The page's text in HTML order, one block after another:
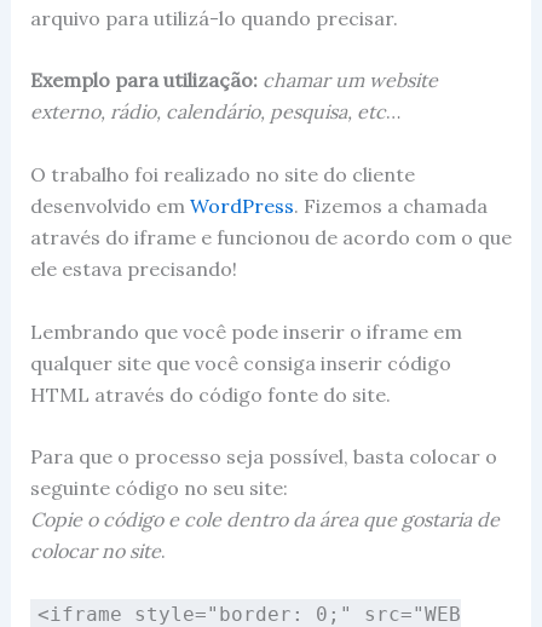
arquivo para utilizá-lo quando precisar.
Exemplo para utilização: chamar um website
externo, rádio, calendário, pesquisa, etc…
O trabalho foi realizado no site do cliente
desenvolvido em WordPress. Fizemos a chamada
através do iframe e funcionou de acordo com o que
ele estava precisando!
Lembrando que você pode inserir o iframe em
qualquer site que você consiga inserir código
HTML através do código fonte do site.
Para que o processo seja possível, basta colocar o
seguinte código no seu site:
Copie o código e cole dentro da área que gostaria de
colocar no site.
<iframe style="border: 0;" src="WEB